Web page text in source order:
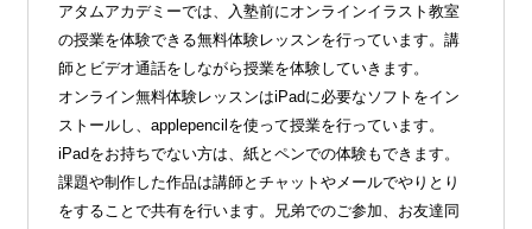
アタムアカデミーでは、入塾前にオンラインイラスト教室
の授業を体験できる無料体験レッスンを行っています。講
師とビデオ通話をしながら授業を体験していきます。
オンライン無料体験レッスンはiPadに必要なソフトをイン
ストールし、applepencilを使って授業を行っています。
iPadをお持ちでない方は、紙とペンでの体験もできます。
課題や制作した作品は講師とチャットやメールでやりとり
をすることで共有を行います。兄弟でのご参加、お友達同